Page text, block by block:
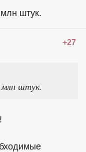
штук.
+27
млн штук.